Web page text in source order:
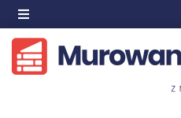
Skip
to
content
MENU